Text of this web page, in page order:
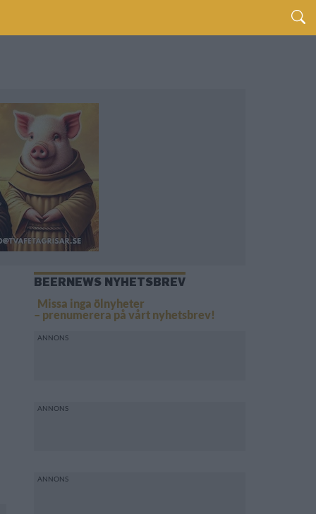
BEERNEWS NYHETSBREV
Missa inga ölnyheter
– prenumerera på vårt nyhetsbrev!